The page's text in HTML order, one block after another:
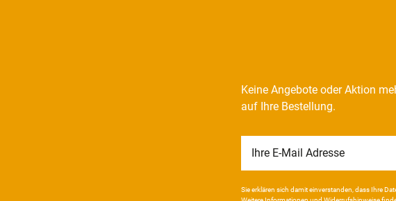
Keine Angebote oder Aktion
auf Ihre Bestellung.
Honig
Sie erklären sich damit ein­ver­standen, dass Ihre